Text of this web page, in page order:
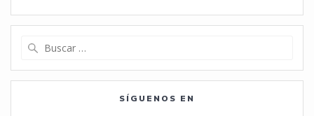
SÍGUENOS EN